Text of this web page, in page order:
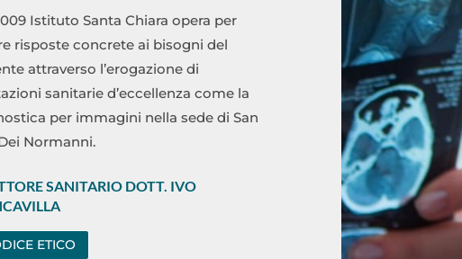
Istituto Santa Chiara opera per
risposte concrete ai bisogni del
attraverso l’erogazione di
sanitarie d’eccellenza come la
per immagini nella sede di San
Normanni.
SANITARIO DOTT. IVO
ETICO